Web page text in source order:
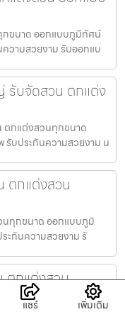
ขนาด ออกแบบภูมิทัศน์
วามสวยงาม รับออกแบ
รับจัดสวน ตกแต่ง
ตกแต่งสวนทุกขนาด
รับประกันความสวยงาม น
ตกแต่งสวน
ทุกขนาด ออกแบบภูมิ
ะกันความสวยงาม รั
ตกแต่งสวน
แชร์ เพิ่มเติม